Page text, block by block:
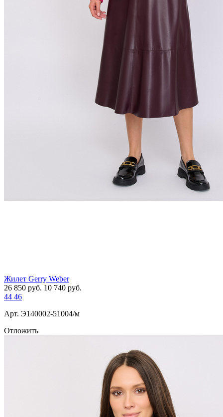
Жилет Gerry Weber
26 850 руб. 10 740 руб.
44 46
Арт. Э140002-51004/м
Отложить